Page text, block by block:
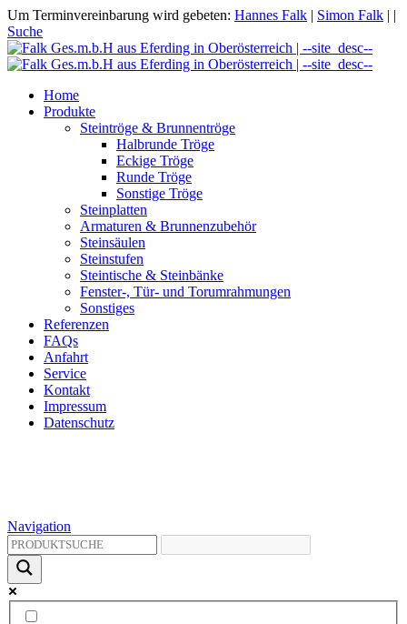
Um Terminvereinbarung wird gebeten: Hannes Falk | Simon Falk | |
Suche
Home
Produkte
Steintröge & Brunnentröge
Halbrunde Tröge
Eckige Tröge
Runde Tröge
Sonstige Tröge
Steinplatten
Armaturen & Brunnenzubehör
Steinsäulen
Steinstufen
Steintische & Steinbänke
Fenster-, Tür- und Torumrahmungen
Sonstiges
Referenzen
FAQs
Anfahrt
Service
Kontakt
Impressum
Datenschutz
Navigation